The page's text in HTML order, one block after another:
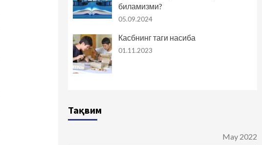
биламизми?
05.09.2024
Касбнинг таги насиба
01.11.2023
Тақвим
May 2022